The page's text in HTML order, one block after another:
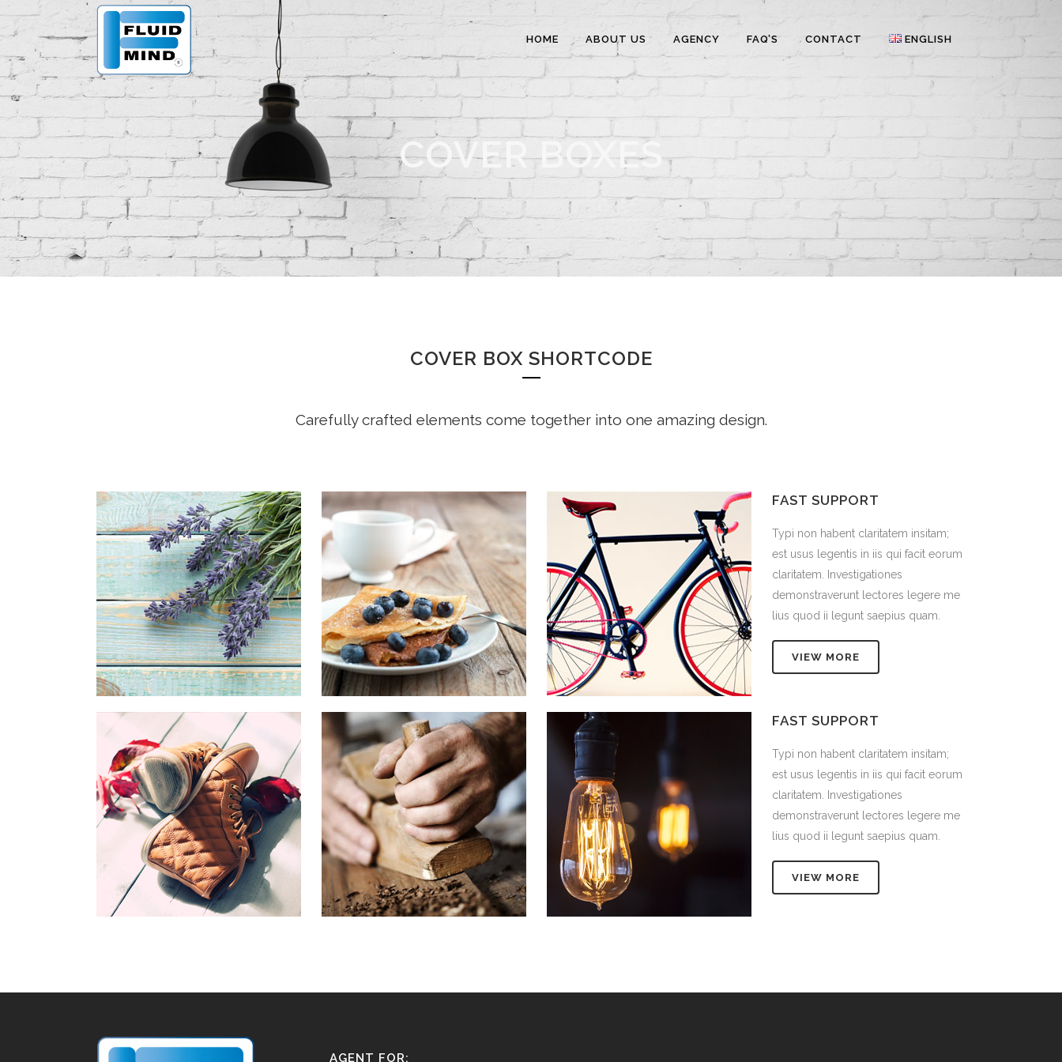
HOME ABOUT US AGENCY FAQ’S CONTACT ENGLISH
COVER BOXES
COVER BOX SHORTCODE
Carefully crafted elements come together into one amazing design.
OUR COMPANY STATUS
Typi non habent claritatem insitam;
est usus legentis in iis qui facit eorum
claritatem. Investigationes
demonstraverunt lectores legere me
lius quod ii legunt saepius quam.
VIEW MORE
OUR SERVICES
Typi non habent claritatem insitam;
est usus legentis in iis qui facit eorum
claritatem. Investigationes
demonstraverunt lectores legere me
lius quod ii legunt saepius quam.
VIEW MORE
FAST SUPPORT
Typi non habent claritatem insitam;
est usus legentis in iis qui facit eorum
claritatem. Investigationes
demonstraverunt lectores legere me
lius quod ii legunt saepius quam.
VIEW MORE
OUR COMPANY STATUS
Typi non habent claritatem insitam;
est usus legentis in iis qui facit eorum
claritatem. Investigationes
demonstraverunt lectores legere me
lius quod ii legunt saepius quam.
VIEW MORE
OUR SERVICES
Typi non habent claritatem insitam;
est usus legentis in iis qui facit eorum
claritatem. Investigationes
demonstraverunt lectores legere me
lius quod ii legunt saepius quam.
VIEW MORE
FAST SUPPORT
Typi non habent claritatem insitam;
est usus legentis in iis qui facit eorum
claritatem. Investigationes
demonstraverunt lectores legere me
lius quod ii legunt saepius quam.
VIEW MORE
AGENT FOR: